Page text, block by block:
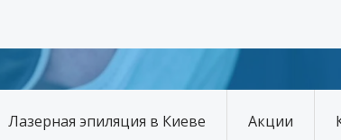
Лазерная эпиляция в Киеве Акции